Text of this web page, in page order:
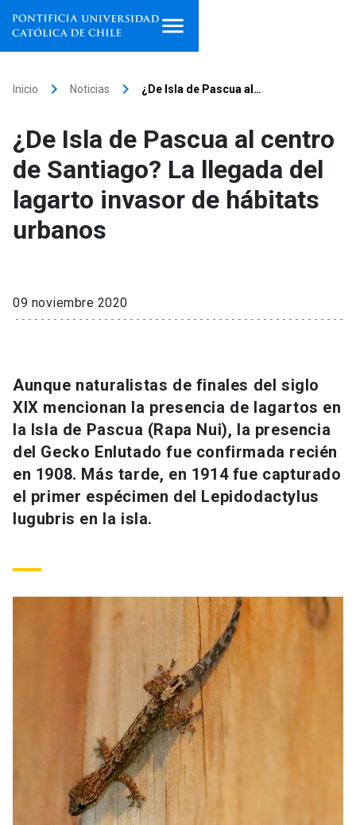
Facultades, escuelas e
institutos
Investigación
Información para keyboard_arrow_down
Futuros estudiantes
Estudiantes
Académicos
Personal
launch
Padres y familia
launch
Go to english site launch
ACCESOS DIRECTOS
Admisión launch
launch
Inicio keyboard_arrow_right Noticias keyboard_arrow_right ¿De Isla de Pascua al…
¿De Isla de Pascua al centro
de Santiago? La llegada del
lagarto invasor de hábitats
urbanos
09 noviembre 2020
Aunque naturalistas de finales del siglo
XIX mencionan la presencia de lagartos en
la Isla de Pascua (Rapa Nui), la presencia
del Gecko Enlutado fue confirmada recién
en 1908. Más tarde, en 1914 fue capturado
el primer espécimen del Lepidodactylus
lugubris en la isla.